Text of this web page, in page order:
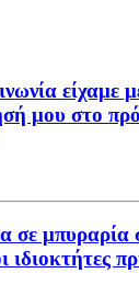
είχαμε
μου στο
μπυραρία